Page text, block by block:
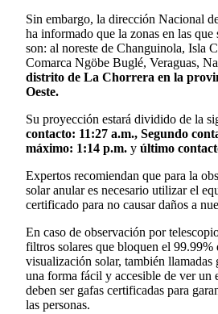
Sin embargo, la dirección Nacional
ha informado que la zonas en las que
son: al noreste de Changuinola, Isla
Comarca Ngöbe Buglé, Veraguas,
distrito de La Chorrera en la
Oeste.
Su proyección estará dividido de la
contacto: 11:27 a.m., Segundo
máximo: 1:14 p.m. y último
Expertos recomiendan que para la
solar anular es necesario utilizar el
certificado para no causar daños a
En caso de observación por
filtros solares que bloquen el 99.99%
visualización solar, también llamadas
una forma fácil y accesible de ver un
deben ser gafas certificadas para
las personas.